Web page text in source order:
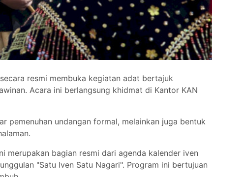
resmi membuka kegiatan adat bertajuk
Acara ini berlangsung khidmat di Kantor KAN
pemenuhan undangan formal, melainkan juga bentuk
merupakan bagian resmi dari agenda kalender iven
"Satu Iven Satu Nagari". Program ini bertujuan